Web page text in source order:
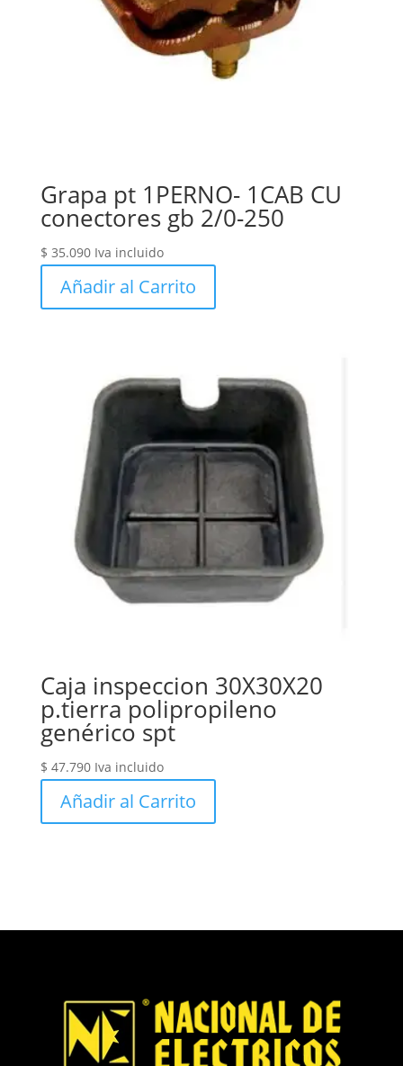
Grapa pt 1PERNO- 1CAB CU
conectores gb 2/0-250
$ 35.090 Iva incluido
Añadir al Carrito
Caja inspeccion 30X30X20
p.tierra polipropileno
genérico spt
$ 47.790 Iva incluido
Añadir al Carrito